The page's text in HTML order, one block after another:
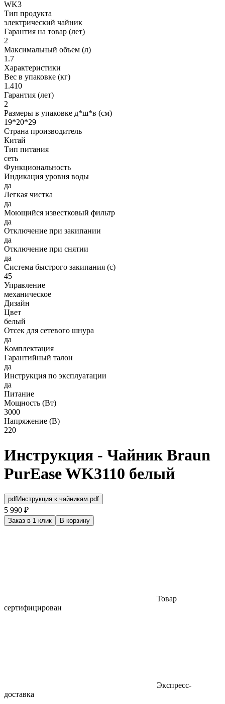
WK3
Тип продукта
электрический чайник
Гарантия на товар (лет)
2
Максимальный объем (л)
1.7
Характеристики
Вес в упаковке (кг)
1.410
Гарантия (лет)
2
Размеры в упаковке д*ш*в (см)
19*20*29
Страна производитель
Китай
Тип питания
сеть
Функциональность
Индикация уровня воды
да
Легкая чистка
да
Моющийся известковый фильтр
да
Отключение при закипании
да
Отключение при снятии
да
Система быстрого закипания (с)
45
Управление
механическое
Дизайн
Цвет
белый
Отсек для сетевого шнура
да
Комплектация
Гарантийный талон
да
Инструкция по эксплуатации
да
Питание
Мощность (Вт)
3000
Напряжение (В)
220
Инструкция - Чайник Braun
PurEase WK3110 белый
pdfИнструкция к чайникам.pdf
5 990 ₽
Заказ в 1 клик В корзину
Товар
сертифицирован
Экспресс-
доставка